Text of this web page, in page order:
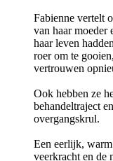
Fabienne vertelt
van haar moeder
haar leven
roer om te
vertrouwen
Ook hebben ze
behandeltraject
overgangskrul.
Een eerlijk,
veerkracht en de